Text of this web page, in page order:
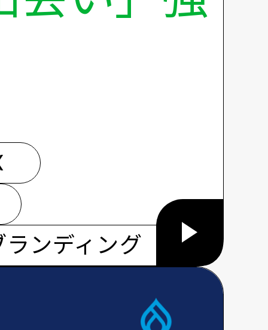
ンディング